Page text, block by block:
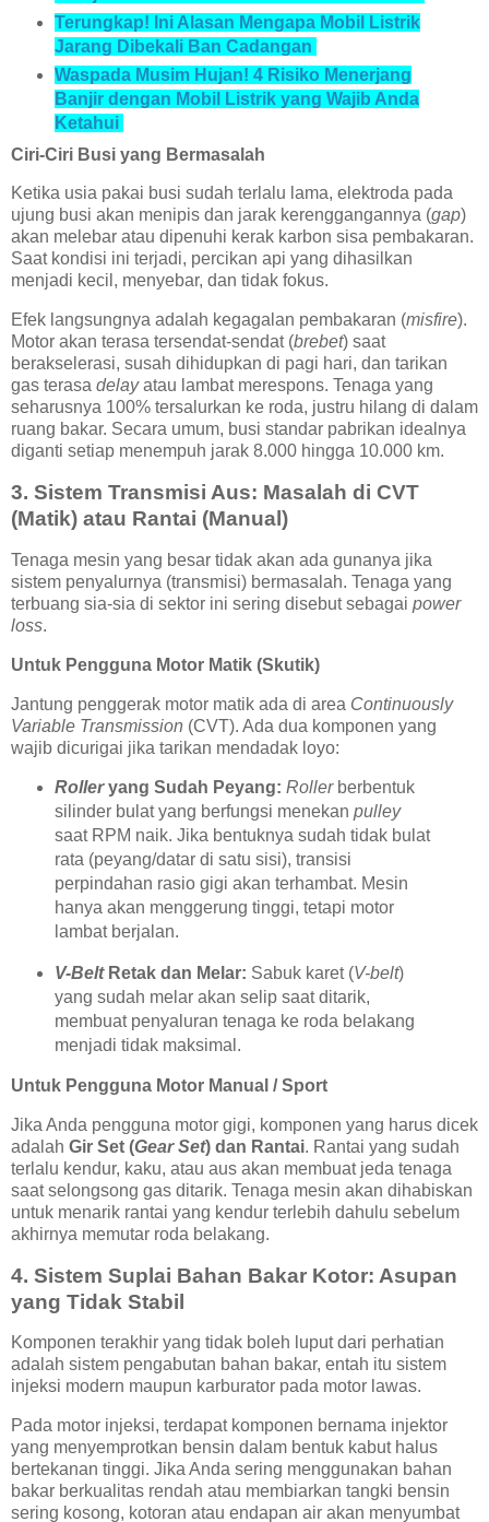
Terungkap! Ini Alasan Mengapa Mobil Listrik
Jarang Dibekali Ban Cadangan
Waspada Musim Hujan! 4 Risiko Menerjang
Banjir dengan Mobil Listrik yang Wajib Anda
Ketahui
Ciri-Ciri Busi yang Bermasalah
Ketika usia pakai busi sudah terlalu lama, elektroda pada
ujung busi akan menipis dan jarak kerenggangannya (gap)
akan melebar atau dipenuhi kerak karbon sisa pembakaran.
Saat kondisi ini terjadi, percikan api yang dihasilkan
menjadi kecil, menyebar, dan tidak fokus.
Efek langsungnya adalah kegagalan pembakaran (misfire).
Motor akan terasa tersendat-sendat (brebet) saat
berakselerasi, susah dihidupkan di pagi hari, dan tarikan
gas terasa delayatau lambat merespons. Tenaga yang
seharusnya 100% tersalurkan ke roda, justru hilang di dalam
ruang bakar. Secara umum, busi standar pabrikan idealnya
diganti setiap menempuh jarak 8.000 hingga 10.000 km.
3. Sistem Transmisi Aus: Masalah di CVT
(Matik) atau Rantai (Manual)
Tenaga mesin yang besar tidak akan ada gunanya jika
sistem penyalurnya (transmisi) bermasalah. Tenaga yang
terbuang sia-sia di sektor ini sering disebut sebagai power
loss.
Untuk Pengguna Motor Matik (Skutik)
Jantung penggerak motor matik ada di area Continuously
Variable Transmission (CVT). Ada dua komponen yang
wajib dicurigai jika tarikan mendadak loyo:
Rolleryang Sudah Peyang: Rollerberbentuk
silinder bulat yang berfungsi menekan pulley
saat RPM naik. Jika bentuknya sudah tidak bulat
rata (peyang/datar di satu sisi), transisi
perpindahan rasio gigi akan terhambat. Mesin
hanya akan menggerung tinggi, tetapi motor
lambat berjalan.
V-BeltRetak dan Melar: Sabuk karet (V-belt)
yang sudah melar akan selip saat ditarik,
membuat penyaluran tenaga ke roda belakang
menjadi tidak maksimal.
Untuk Pengguna Motor Manual / Sport
Jika Anda pengguna motor gigi, komponen yang harus dicek
adalah Gir Set (Gear Set) dan Rantai. Rantai yang sudah
terlalu kendur, kaku, atau aus akan membuat jeda tenaga
saat selongsong gas ditarik. Tenaga mesin akan dihabiskan
untuk menarik rantai yang kendur terlebih dahulu sebelum
akhirnya memutar roda belakang.
4. Sistem Suplai Bahan Bakar Kotor: Asupan
yang Tidak Stabil
Komponen terakhir yang tidak boleh luput dari perhatian
adalah sistem pengabutan bahan bakar, entah itu sistem
injeksi modern maupun karburator pada motor lawas.
Pada motor injeksi, terdapat komponen bernama injektor
yang menyemprotkan bensin dalam bentuk kabut halus
bertekanan tinggi. Jika Anda sering menggunakan bahan
bakar berkualitas rendah atau membiarkan tangki bensin
sering kosong, kotoran atau endapan air akan menyumbat